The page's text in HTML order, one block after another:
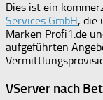
Dies ist ein
Services GmbH, die
Marken Profi1.de
aufgeführten
VServer nach